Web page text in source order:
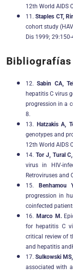
12th World AIDS
11.Staples CT,
cohort study
Dis 1999; 29:150-
Bibliografías
12.Sabin CA,
hepatitis C virus
progression in a
8.
13. Hatzakis A,
genotypes and
12th World AIDS
14. Tor J, Tural
virus in HIV-
Retroviruses and
15.
progression in
coinfected
16. Marco M.
for hepatitis C
critical review of
and hepatitis
17.Sulkowski
associated with